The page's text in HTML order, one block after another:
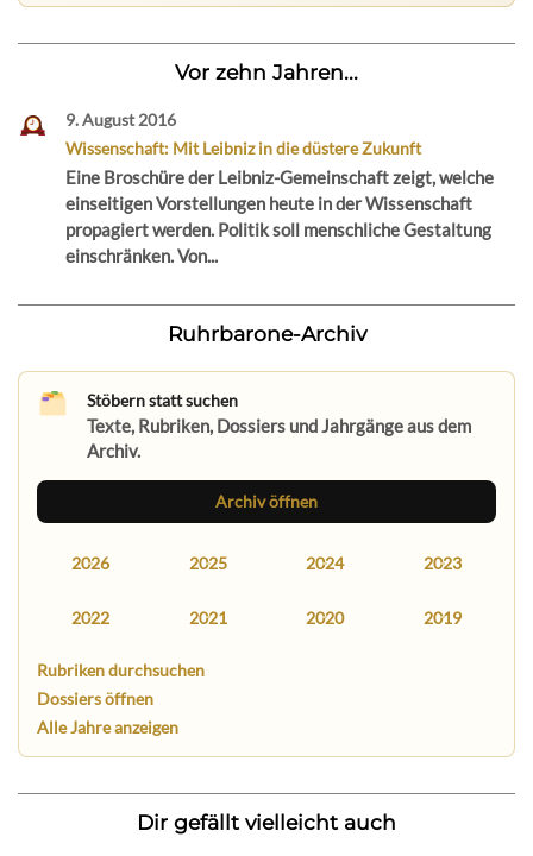
Vor zehn Jahren...
9. August 2016
Wissenschaft: Mit Leibniz in die düstere Zukunft
Eine Broschüre der Leibniz-Gemeinschaft zeigt, welche
einseitigen Vorstellungen heute in der Wissenschaft
propagiert werden. Politik soll menschliche Gestaltung
einschränken. Von...
Ruhrbarone-Archiv
Stöbern statt suchen
Texte, Rubriken, Dossiers und Jahrgänge aus dem
Archiv.
Archiv öffnen
2026 2025 2024 2023
2022 2021 2020 2019
Rubriken durchsuchen
Dossiers öffnen
Alle Jahre anzeigen
Dir gefällt vielleicht auch